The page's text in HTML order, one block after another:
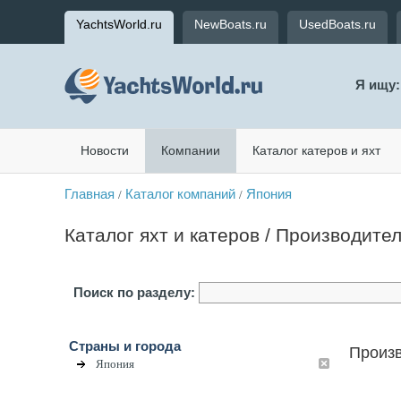
YachtsWorld.ru NewBoats.ru UsedBoats.ru
Я ищу:
Новости Компании Каталог катеров и яхт
Главная / Каталог компаний / Япония
Каталог яхт и катеров /
Поиск по разделу:
Страны и города
Япония